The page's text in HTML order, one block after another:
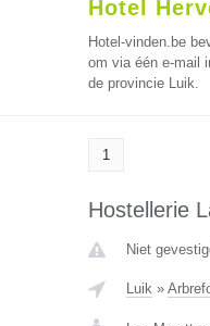
Hotel
Hotel-vinden.be
om via één e-mail
de provincie Luik.
1
Hostellerie
Niet
Luik»